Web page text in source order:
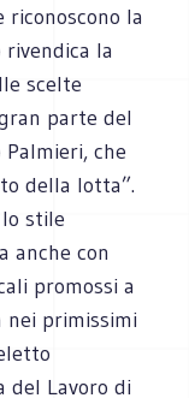
riconoscono la
la
scelte
parte del
che
della lotta”.
stile
anche con
promossi a
nei primissimi
del Lavoro di